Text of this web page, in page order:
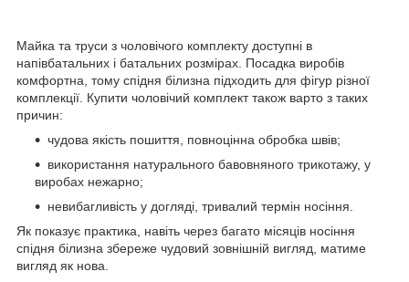
Майка та труси з чоловічого комплекту доступні в
напівбатальних і батальних розмірах. Посадка виробів
комфортна, тому спідня білизна підходить для фігур різної
комплекції. Купити чоловічий комплект також варто з таких
причин:
чудова якість пошиття, повноцінна обробка швів;
використання натурального бавовняного трикотажу, у
виробах нежарно;
невибагливість у догляді, тривалий термін носіння.
Як показує практика, навіть через багато місяців носіння
спідня білизна збереже чудовий зовнішній вигляд, матиме
вигляд як нова.